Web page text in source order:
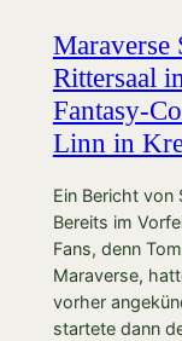
Maraverse
Rittersaal
Fantasy-
Linn in
Ein Bericht von
Bereits im
Fans, denn
Maraverse,
vorher
startete dann